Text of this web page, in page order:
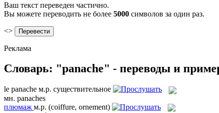
Ваш текст переведен частично.
Вы можете переводить не более 5000 символов за один раз.
<>
Реклама
Словарь: "panache" - переводы и
le panache м.р. существительное
мн. panaches
плюмаж м.р. (coiffure, ornement)